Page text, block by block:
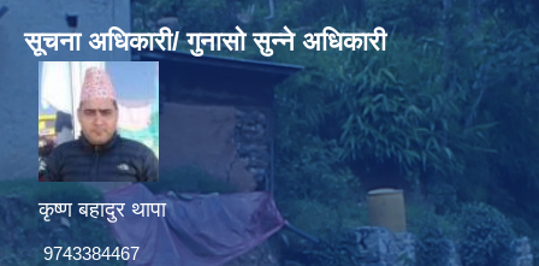
सूचना अधिकारी/ गुनासो सुन्ने अधिकारी
कृष्ण बहादुर थापा
9743384467